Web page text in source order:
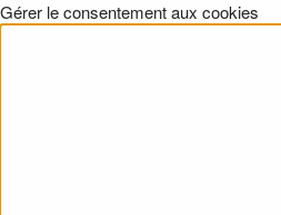
Gérer le consentement aux cookies